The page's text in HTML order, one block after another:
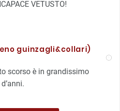
VETUSTO!
guinzagli&collari)
scorso è in grandissimo